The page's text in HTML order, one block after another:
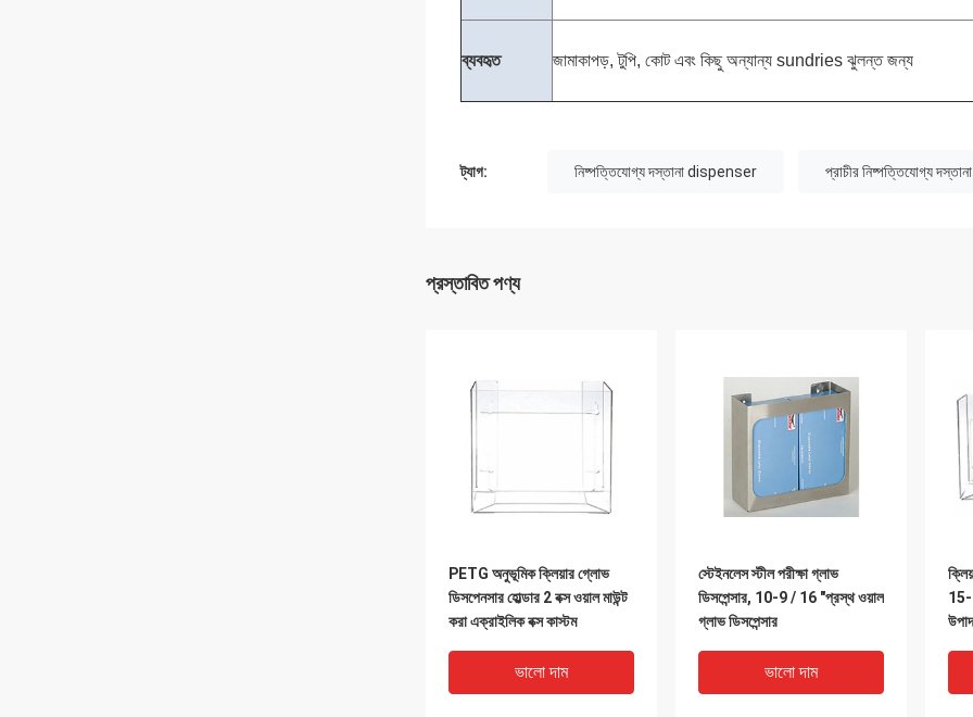
ব্যবহৃত জামাকাপড়, টুপি, কোট এবং কিছু অন্যান্য sundries ঝুলন্ত জন্য
ট্যাগ: নিষ্পত্তিযোগ্য দস্তানা dispenser প্রাচীর নিষ্পত্তিযোগ্য
প্রস্তাবিত পণ্য
PETG অনুভূমিক ক্লিয়ার গ্লোভ
ডিসপেনসার হোল্ডার 2 বক্স ওয়াল মাউন্ট
করা এক্রাইলিক বক্স কাস্টম
ভালো দাম
স্টেইনলেস স্টীল পরীক্ষা গ্লাভ
ডিসপেন্সার, 10-9 / 16 "প্রস্থ ওয়াল
গ্লাভ ডিসপেন্সার
ভালো দাম
15-